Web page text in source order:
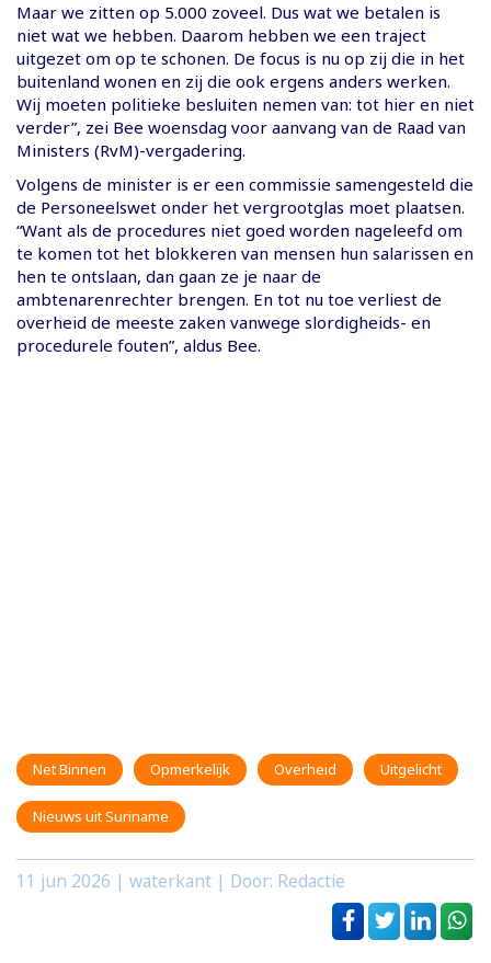
Maar we zitten op 5.000 zoveel. Dus wat we betalen is
niet wat we hebben. Daarom hebben we een traject
uitgezet om op te schonen. De focus is nu op zij die in het
buitenland wonen en zij die ook ergens anders werken.
Wij moeten politieke besluiten nemen van: tot hier en niet
verder”, zei Bee woensdag voor aanvang van de Raad van
Ministers (RvM)-vergadering.
Volgens de minister is er een commissie samengesteld die
de Personeelswet onder het vergrootglas moet plaatsen.
“Want als de procedures niet goed worden nageleefd om
te komen tot het blokkeren van mensen hun salarissen en
hen te ontslaan, dan gaan ze je naar de
ambtenarenrechter brengen. En tot nu toe verliest de
overheid de meeste zaken vanwege slordigheids- en
procedurele fouten”, aldus Bee.
Net Binnen Opmerkelijk Overheid Uitgelicht
Nieuws uit Suriname
11 jun 2026 | waterkant | Door: Redactie